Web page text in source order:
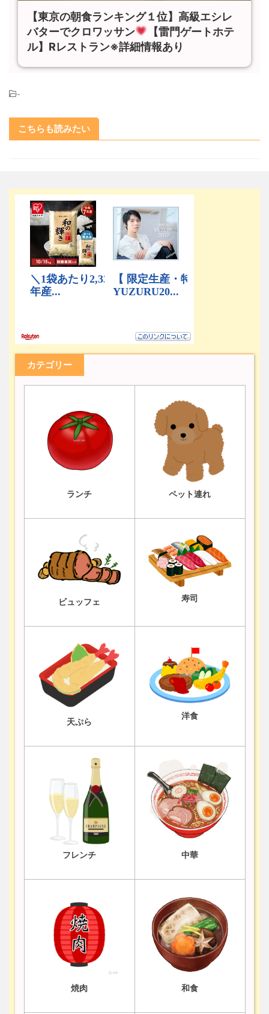
【東京の朝食ランキング１位】高級エシレ
バターでクロワッサン
【雷門ゲートホテ
ル】Rレストラン※詳細情報あり
-
こちらも読みたい
カテゴリー
ランチ ペット連れ
ビュッフェ 寿司
天ぷら
洋食
フレンチ 中華
焼肉 和食